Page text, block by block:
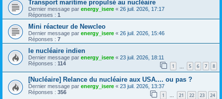
Transport maritime propulsé au nucléaire
Dernier message par energy_isere « 26 juil. 2026, 17:17
Réponses : 1
Mini réacteur de Newcleo
Dernier message par energy_isere « 26 juil. 2026, 15:46
Réponses : 7
le nucléaire indien
Dernier message par energy_isere « 23 juil. 2026, 18:11
Réponses : 114 1 5 6 7 8
[Nucléaire] Relance du nucléaire aux USA.... ou pas ?
Dernier message par energy_isere « 23 juil. 2026, 13:37
Réponses : 356 1 … 21 22 23 24